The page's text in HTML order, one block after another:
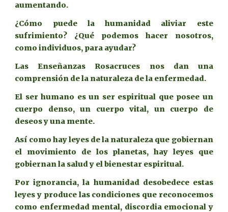
aumentando.
¿Cómo puede la humanidad aliviar este
sufrimiento? ¿Qué podemos hacer nosotros,
como individuos, para ayudar?
Las Enseñanzas Rosacruces nos dan una
comprensión de la naturaleza de la enfermedad.
El ser humano es un ser espiritual que posee un
cuerpo denso, un cuerpo vital, un cuerpo de
deseos y una mente.
Así como hay leyes de la naturaleza que gobiernan
el movimiento de los planetas, hay leyes que
gobiernan la salud y el bienestar espiritual.
Por ignorancia, la humanidad desobedece estas
leyes y produce las condiciones que reconocemos
como enfermedad mental, discordia emocional y